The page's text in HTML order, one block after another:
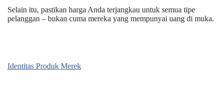
Selain itu, pastikan harga Anda terjangkau untuk semua tipe
pelanggan – bukan cuma mereka yang mempunyai uang di muka.
Identitas Produk Merek